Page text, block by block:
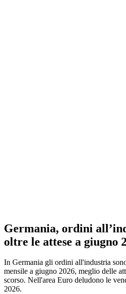
Germania, ordini
oltre le attese a giugno
In Germania gli ordini all'industria
mensile a giugno 2026, meglio delle
scorso. Nell'area Euro deludono le
2026.